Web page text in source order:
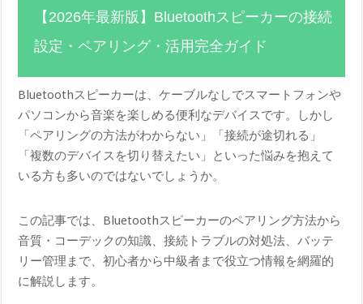
【2026年最新版】Bluetoothスピーカーの接続
設定・ペアリング・活用完全ガイド
Bluetoothスピーカーは、ケーブルなしでスマートフォンや
パソコンから音楽を楽しめる便利なデバイスです。しかし
「ペアリングの方法がわからない」「接続が途切れる」
「複数のデバイスを切り替えたい」といった悩みを抱えて
いる方も多いのではないでしょうか。
この記事では、Bluetoothスピーカーのペアリング方法から
音質・コーデックの知識、接続トラブルの対処法、バッテ
リー管理まで、初心者から中級者まで役立つ情報を網羅的
に解説します。